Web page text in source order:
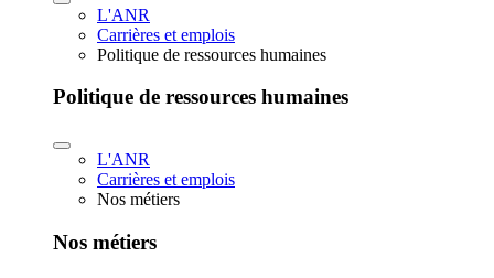
L'ANR
Carrières et emplois
Politique de ressources humaines
Politique de ressources humaines
L'ANR
Carrières et emplois
Nos métiers
Nos métiers